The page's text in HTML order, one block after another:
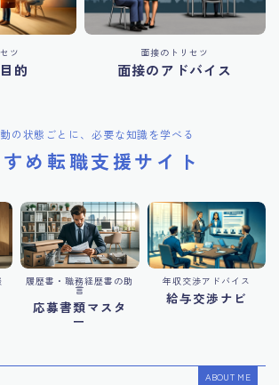
ツ
的
面接のトリセツ
面接のアドバイス
の状態ごとに、必要な知識を学べる
め転職支援サイト
履歴書・職務経歴書の助
言
応募書類マスタ
ー
年収交渉アドバイス
給与交渉ナビ
ABOUT ME